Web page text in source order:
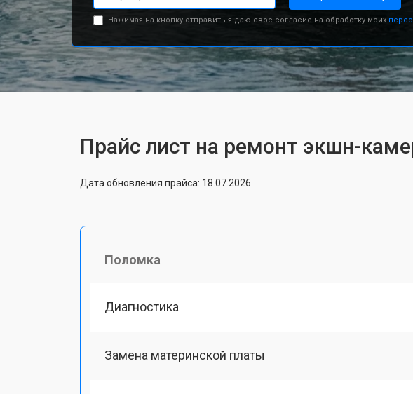
Нажимая на кнопку отправить я даю свое согласие на обработку моих
Прайс лист на ремонт экшн-
Дата обновления прайса: 18.07.2026
Поломка
Диагностика
Замена материнской платы